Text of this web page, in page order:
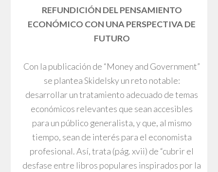
REFUNDICIÓN DEL PENSAMIENTO
ECONÓMICO CON UNA PERSPECTIVA DE
FUTURO
Con la publicación de “Money and Government”
se plantea Skidelsky un reto notable:
desarrollar un tratamiento adecuado de temas
económicos relevantes que sean accesibles
para un público generalista, y que, al mismo
tiempo, sean de interés para el economista
profesional. Así, trata (pág. xvii) de “cubrir el
desfase entre libros populares inspirados por la